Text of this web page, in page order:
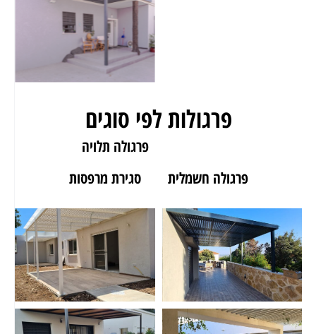
פרגולות לפי סוגים
פרגולה תלויה
פרגולה חשמלית
סגירת מרפסות